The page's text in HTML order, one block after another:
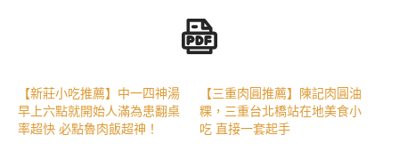
【新莊小吃推薦】中一四神湯
早上六點就開始人滿為患翻桌
率超快 必點魯肉飯超神！
【三重肉圓推薦】陳記肉圓油
粿，三重台北橋站在地美食小
吃 直接一套起手